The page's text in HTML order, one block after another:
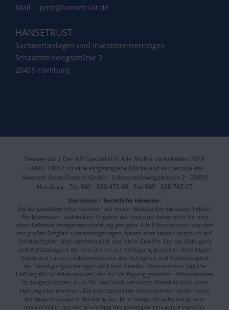
Mail
post@hansetrust.de
HANSETRUST
Sachwertanlagen und Investmentvermögen
Schaarsteinwegsbrücke 2
20459 Hamburg
Hansetrust | Der AIF-Spezialist © Alle Rechte vorbehalten 2019
HANSETRUST ist eine eingetragene Marke und ein Service der
Newport Asset Finance GmbH - Schaarsteinwegsbrücke 2 - 20459
Hamburg - Tel. 040 - 688 473 48 - Fax 040 - 688 743 67
Disclaimer / Rechtliche Hinweise:
Die dargestellten Informationen auf dieser Website dienen ausschließlich
Werbezwecken, stellen kein Angebot dar und sind daher nicht für eine
abschließende Anlagenentscheidung geeignet. Alle Informationen wurden
mit großer Sorgfalt zusammengetragen, haben aber keinen Anspruch auf
Vollständigkeit, sind unverbindlich und ohne Gewähr. Für die Richtigkeit
und Vollständigkeit der von Dritten zur Verfügung gestellten Unterlagen,
Daten und Fakten, insbesondere für die Richtigkeit und Vollständigkeit
der Beteiligungsunterlagen wird kein Gewähr übernommen. Jegliche
Haftung für Schäden aus den hier zur Verfügung gestellten Informationen
ist ausgeschlossen. Auch für den Inhalt verlinkter Websites wird keine
Haftung übernommen. Die bereitgestellten Informationen stellen keine
wertpapierbezogene Beratung dar. Eine Anlagenentscheidung kann
ausschließlich auf der Grundlage des jeweiligen Verkaufsprospektes